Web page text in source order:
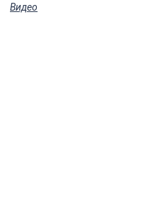
Видео